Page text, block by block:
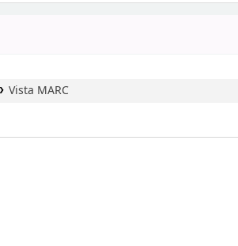
Vista MARC